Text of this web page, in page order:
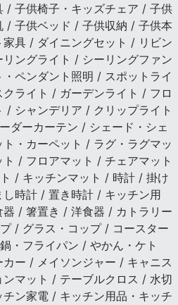
/ 子供椅子・キッズチェア / 子供
/ 子供ベッド / 子供収納 / 子供本
具 / ダイニングセット / リビン
ングライト / シーリングファン
ペンダント照明 / スポットライ
ライト / ガーデンライト / フロ
/ シャンデリア / クリップライト
ダーカーテン / シェード・シェ
・カーペット / ラグ・ラグマッ
/ フロアマット / チェアマット
/ キッチンマット / 時計 / 掛け
時計 / 置き時計 / キッチン用
/ 箸置き / 洋食器 / カトラリー
/ グラス・コップ / コースター
・フライパン / やかん・ケト
ー / メイソンジャー / キャニス
マット / テーブルクロス / 水切
ン家電 / キッチン用品・キッチ